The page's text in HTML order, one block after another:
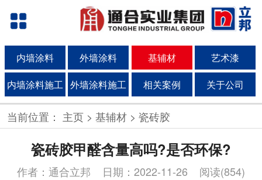
内墙涂料 外墙涂料 基辅材 艺术漆
内墙涂料施工 外墙涂料施工 相关案例 关于公司
当前位置： 主页> 基辅材> 瓷砖胶
瓷砖胶甲醛含量高吗?是否环保?
作者：通合立邦 日期：2022-11-26 阅读(854)